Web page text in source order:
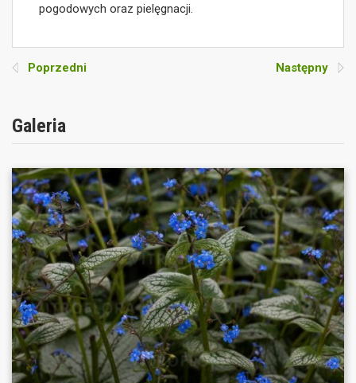
pogodowych oraz pielęgnacji.
Poprzedni Następny
Galeria